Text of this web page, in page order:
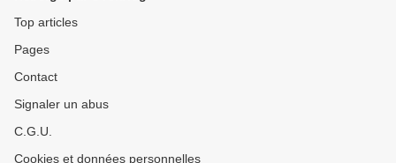
Top articles
Pages
Contact
Signaler un abus
C.G.U.
Cookies et données personnelles